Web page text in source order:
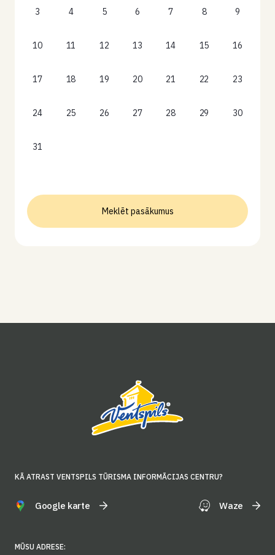
3 4 5 6 7 8 9
10 11 12 13 14 15 16
17 18 19 20 21 22 23
24 25 26 27 28 29 30
31
Meklēt pasākumus
KĀ ATRAST VENTSPILS TŪRISMA INFORMĀCIJAS CENTRU?
Google karte Waze
MŪSU ADRESE: